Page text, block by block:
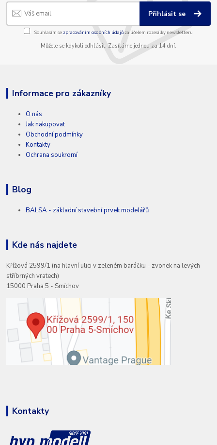
Přihlásit se
Souhlasím se zpracováním osobních údajůza účelem rozesílky newsletteru.
Můžete se kdykoli odhlásit. Zasíláme jednou za 14 dní.
Informace pro zákazníky
O nás
Jak nakupovat
Obchodní podmínky
Kontakty
Ochrana soukromí
Blog
BALSA - základní stavební prvek modelářů
Kde nás najdete
Křížová 2599/1 (na hlavní ulici v zeleném baráčku - zvonek na levých
stříbrných vratech)
15000 Praha 5 - Smíchov
Kontakty